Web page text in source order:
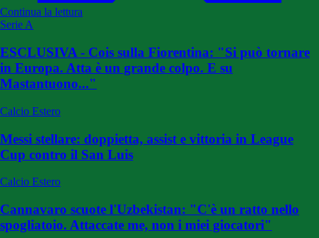
Continua la lettura
Serie A
ESCLUSIVA - Cois sulla Fiorentina: "Si può tornare
in Europa. Atta è un grande colpo. E su
Mastantuono..."
Calcio Estero
Messi stellare: doppietta, assist e vittoria in League
Cup contro il San Luis
Calcio Estero
Cannavaro scuote l'Uzbekistan: "C'è un ratto nello
spogliatoio. Attaccate me, non i miei giocatori"